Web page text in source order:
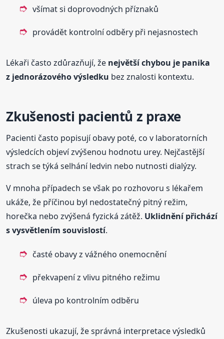
všímat si doprovodných příznaků
provádět kontrolní odběry při nejasnostech
Lékaři často zdůrazňují, že největší chybou je panika
z jednorázového výsledku bez znalosti kontextu.
Zkušenosti pacientů z praxe
Pacienti často popisují obavy poté, co v laboratorních
výsledcích objeví zvýšenou hodnotu urey. Nejčastější
strach se týká selhání ledvin nebo nutnosti dialýzy.
V mnoha případech se však po rozhovoru s lékařem
ukáže, že příčinou byl nedostatečný pitný režim,
horečka nebo zvýšená fyzická zátěž. Uklidnění přichází
s vysvětlením souvislostí.
časté obavy z vážného onemocnění
překvapení z vlivu pitného režimu
úleva po kontrolním odběru
Zkušenosti ukazují, že správná interpretace výsledků